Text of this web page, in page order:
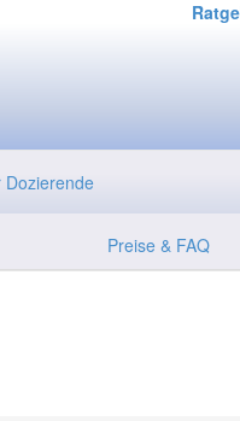
Dozierende
Preise & FAQ